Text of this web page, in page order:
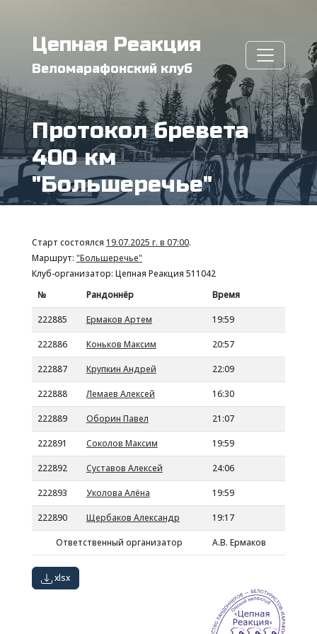
Цепная Реакция
Веломарафонский клуб
Протокол бревета
400 км
"Большеречье"
Старт состоялся 19.07.2025 г. в 07:00.
Маршрут: "Большеречье"
Клуб-организатор: Цепная Реакция 511042
№
Рандоннёр Время
222885 Ермаков Артем 19:59
222886 Коньков Максим 20:57
222887 Крупкин Андрей 22:09
222888 Лемаев Алексей 16:30
222889 Оборин Павел 21:07
222891 Соколов Максим 19:59
222892 Суставов Алексей 24:06
222893 Уколова Алёна 19:59
222890 Щербаков Александр 19:17
Ответственный организатор А.В. Ермаков
xlsx